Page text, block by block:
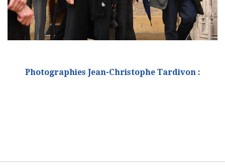
Photographies Jean-Christophe Tardivon :